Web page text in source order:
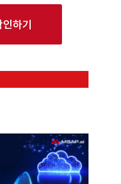
하기